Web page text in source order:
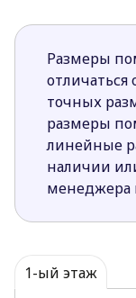
Размеры
точных
размеры
линейные
наличии
менеджера
1-ый этаж